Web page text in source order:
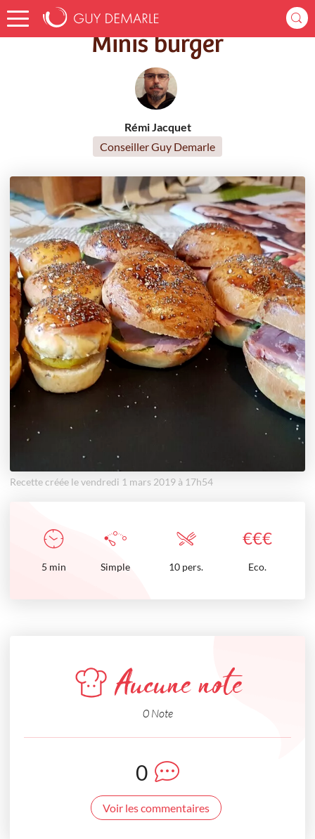
Accueil Recettes Minis burger
Minis burger
Rémi Jacquet
Conseiller Guy Demarle
Recette créée le vendredi 1 mars 2019 à 17h54
€€€
5 min Simple 10 pers. Eco.
Aucune note
0 Note
0
Voir les commentaires